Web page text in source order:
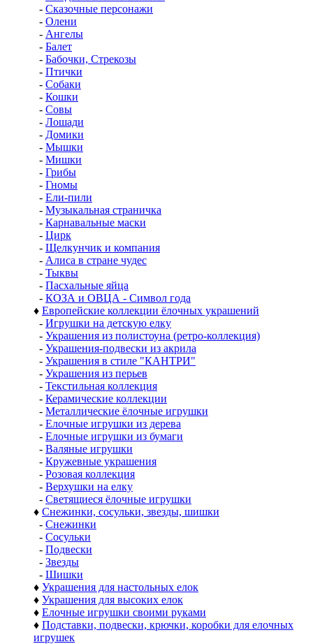
- Сказочные персонажи
- Олени
- Ангелы
- Балет
- Бабочки, Стрекозы
- Птички
- Собаки
- Кошки
- Совы
- Лошади
- Домики
- Мышки
- Мишки
- Грибы
- Гномы
- Ели-пили
- Музыкальная страничка
- Карнавальные маски
- Цирк
- Щелкунчик и компания
- Алиса в стране чудес
- Тыквы
- Пасхальные яйца
- КОЗА и ОВЦА - Символ года
♦ Европейские коллекции ёлочных украшений
- Игрушки на детскую елку
- Украшения из полистоуна (ретро-коллекция)
- Украшения-подвески из акрила
- Украшения в стиле "КАНТРИ"
- Украшения из перьев
- Текстильная коллекция
- Керамические коллекции
- Металлические ёлочные игрушки
- Елочные игрушки из дерева
- Елочные игрушки из бумаги
- Валяные игрушки
- Кружевные украшения
- Розовая коллекция
- Верхушки на елку
- Светящиеся ёлочные игрушки
♦ Снежинки, сосульки, звезды, шишки
- Снежинки
- Сосульки
- Подвески
- Звезды
- Шишки
♦ Украшения для настольных елок
♦ Украшения для высоких елок
♦ Елочные игрушки своими руками
♦ Подставки, подвески, крючки, коробки для елочных
игрушек